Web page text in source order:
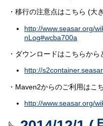
・移行の注意点はこちら (大
http://www.seasar.org/
nLog#wcba700a
・ダウンロードはこちらから
http://
・Maven2からのご利用はこ
http://www.seasar.org/